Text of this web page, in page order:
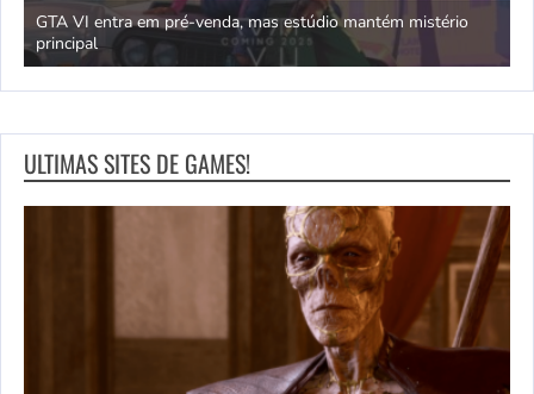
GTA VI entra em pré-venda, mas estúdio mantém mistério
principal
ULTIMAS SITES DE GAMES!